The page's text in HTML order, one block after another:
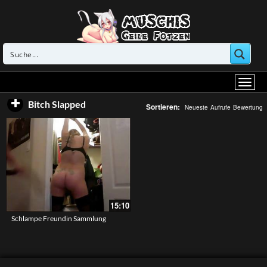
Bitch Slapped Sortieren: Neueste Aufrufe Bewertung
15:10
Schlampe Freundin Sammlung